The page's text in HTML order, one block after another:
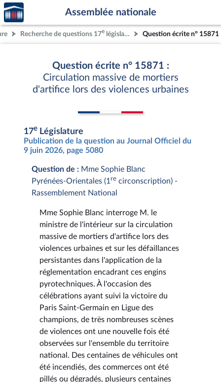
Aller au contenu
Aller en bas de la page
Accèder
à la
page
d'accueil
Assemblée nationale
Recherche de questions 17e législature Question écrite n° 15871
Question écrite n° 15871 :
Circulation massive de mortiers
d'artifice lors des violences urbaines
17e Législature
Publication de la question au Journal Officiel du
9 juin 2026, page 5080
Question de : Mme Sophie Blanc
Pyrénées-Orientales (1 re circonscription) -
Rassemblement National
Mme Sophie Blanc interroge M. le
ministre de l'intérieur sur la circulation
massive de mortiers d'artifice lors des
violences urbaines et sur les défaillances
persistantes dans l'application de la
réglementation encadrant ces engins
pyrotechniques. À l'occasion des
célébrations ayant suivi la victoire du
Paris Saint-Germain en Ligue des
champions, de très nombreuses scènes
de violences ont une nouvelle fois été
observées sur l'ensemble du territoire
national. Des centaines de véhicules ont
été incendiés, des commerces ont été
pillés ou dégradés, plusieurs centaines